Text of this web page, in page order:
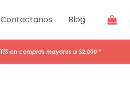
Contactanos Blog